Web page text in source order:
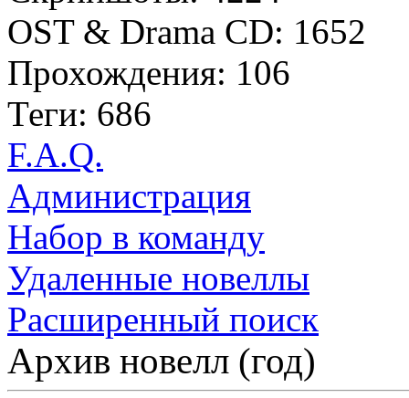
OST & Drama CD: 1652
Прохождения: 106
Теги: 686
F.A.Q.
Администрация
Набор в команду
Удаленные новеллы
Расширенный поиск
Архив новелл (год)